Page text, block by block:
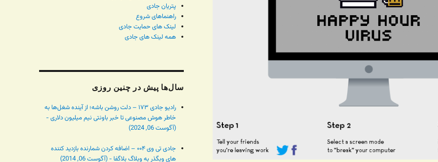
پتریان جادی
راهنماهای شروع
لینک های حمایت جادی
همه لینک های جادی
سال‌ها پیش در چنین روزی
رادیو جادی ۱۷۳ – دلت روشن باشه؛ از آینده شغل‌ها به
خاطر هوش مصنوعی تا خبر باونتی نیم میلیون دلاری -
(آگوست 06, 2024)
جادی تی وی ۰۰۴ – اضافه کردن شمارنده بازدید کننده
های وبگذر به وبلاگ بلاگفا - (آگوست 06, 2014)